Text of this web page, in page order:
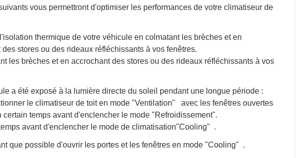
vous permettront d'optimiser les performances de votre climatiseur de
thermique de votre véhicule en colmatant les brèches et en
des stores ou des rideaux réfléchissants à vos fenêtres.
les brèches et en accrochant des stores ou des rideaux réfléchissants à vos
a été exposé à la lumière directe du soleil pendant une longue période :
le climatiseur de toit en mode "Ventilation"
avec les fenêtres ouvertes
certain temps avant d'enclencher le mode "Refroidissement".
avant d'enclencher le mode de climatisation"Cooling" .
que possible d'ouvrir les portes et les fenêtres en mode "Cooling" .